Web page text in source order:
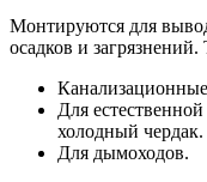
Монтируются для
осадков и
Для
холодный чердак.
Для дымоходов.